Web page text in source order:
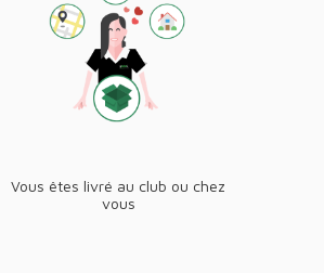
Vous êtes livré au club ou chez
vous